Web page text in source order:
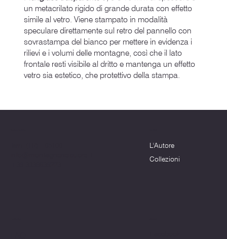
un metacrilato rigido di grande durata con effetto
simile al vetro. Viene stampato in modalità
speculare direttamente sul retro del pannello con
sovrastampa del bianco per mettere in evidenza i
rilievi e i volumi delle montagne, così che il lato
frontale resti visibile al dritto e mantenga un effetto
vetro sia estetico, che protettivo della stampa.
L'Autore
Collezioni